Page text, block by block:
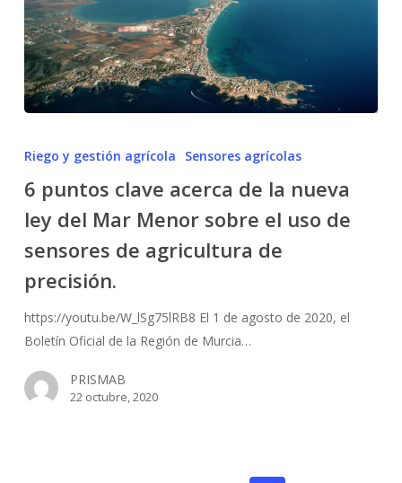
puntos
acerca
de
ley
del
Mar
sobre
el
Riego y gestión agrícola Sensores agrícolas
6 puntos clave acerca de la nueva
ley del Mar Menor sobre el uso de
sensores de agricultura de
precisión.
https://youtu.be/W_lSg75lRB8 El 1 de agosto de 2020, el
Boletín Oficial de la Región de Murcia…
PRISMAB
22 octubre, 2020